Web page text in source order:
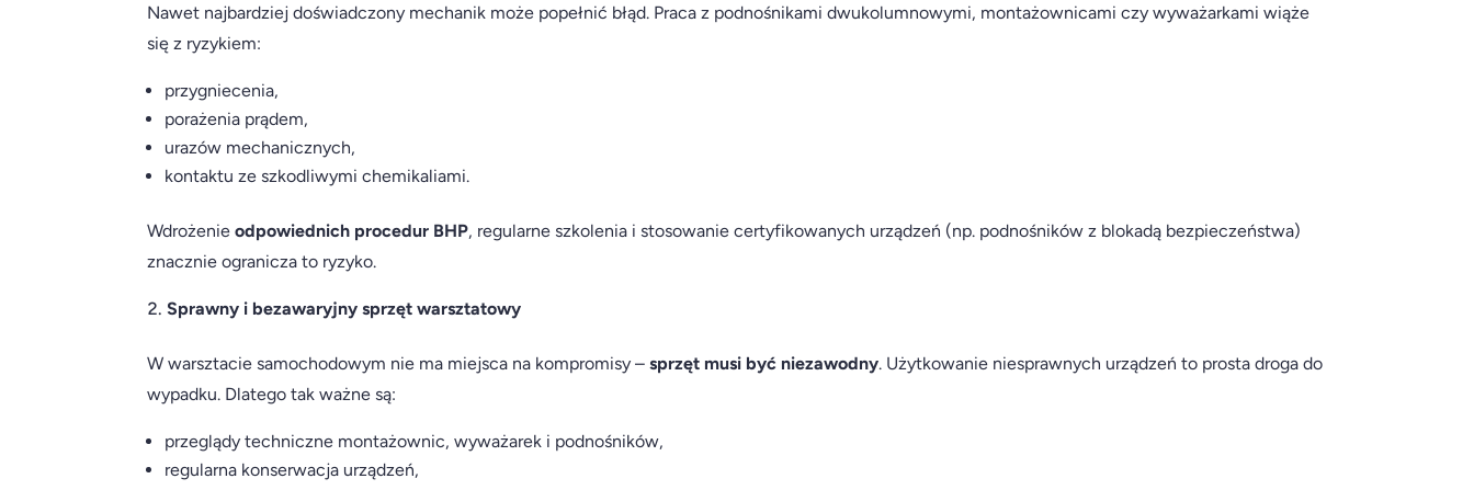
Nawet najbardziej doświadczony mechanik może popełnić błąd. Praca z podnośnikami dwukolumnowymi, montażownicami czy wyważarkami wiąże
się z ryzykiem:
przygniecenia,
porażenia prądem,
urazów mechanicznych,
kontaktu ze szkodliwymi chemikaliami.
Wdrożenieodpowiednich procedur BHP, regularne szkolenia i stosowanie certyfikowanych urządzeń (np. podnośników z blokadą bezpieczeństwa)
znacznie ogranicza to ryzyko.
Sprawny i bezawaryjny sprzęt warsztatowy
W warsztacie samochodowym nie ma miejsca na kompromisy –sprzęt musi być niezawodny. Użytkowanie niesprawnych urządzeń to prosta droga do
wypadku. Dlatego tak ważne są:
przeglądy techniczne montażownic, wyważarek i podnośników,
regularna konserwacja urządzeń,